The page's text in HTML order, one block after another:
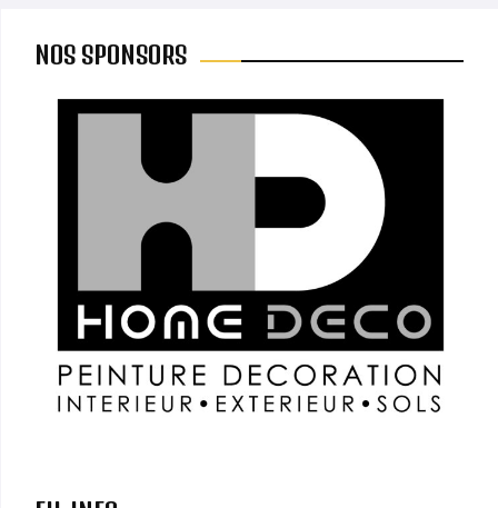
NOS SPONSORS